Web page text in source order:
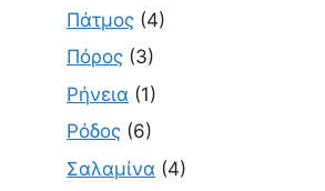
Πάτμος (4)
Πόρος (3)
Ρήνεια (1)
Ρόδος (6)
Σαλαμίνα (4)